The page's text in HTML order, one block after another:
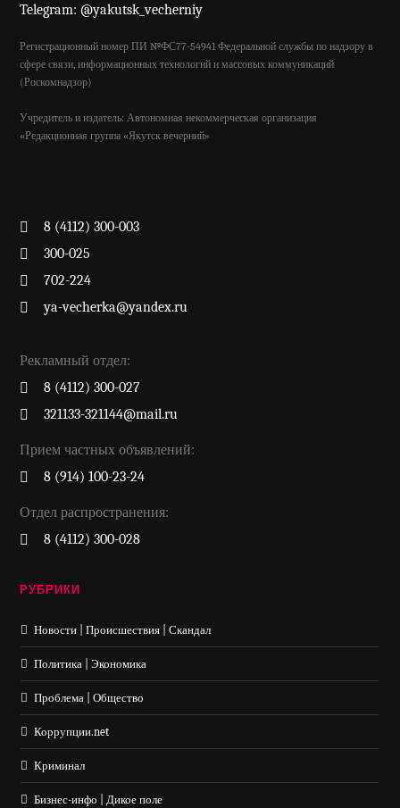
Telegram: @yakutsk_vecherniy
Регистрационный номер ПИ №ФС77-54941 Федеральной службы по надзору в
сфере связи, информационных технологий и массовых коммуникаций
(Роскомнадзор)
Учредитель и издатель: Автономная некоммерческая организация
«Редакционная группа «Якутск вечерний»
8 (4112) 300-003
300-025
702-224
ya-vecherka@yandex.ru
Рекламный отдел:
8 (4112) 300-027
321133-321144@mail.ru
Прием частных объявлений:
8 (914) 100-23-24
Отдел распространения:
8 (4112) 300-028
РУБРИКИ
Новости | Происшествия | Скандал
Политика | Экономика
Проблема | Общество
Коррупции.net
Криминал
Бизнес-инфо | Дикое поле